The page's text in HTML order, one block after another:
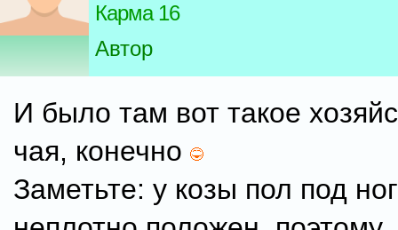
Карма 16
Автор
И было там вот такое
чая, конечно
Заметьте: у козы пол под